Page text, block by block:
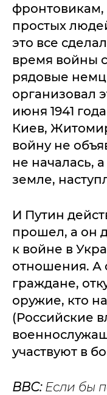
фронтовикам,
простых
это все
время войны
рядовые
организовал
июня 1941
Киев,
войну не
не началась,
земле,
И Путин
прошел, а он
к войне в
отношения. А
граждане,
оружие, кто
(Российские
участвуют в
ВВС:Если бы